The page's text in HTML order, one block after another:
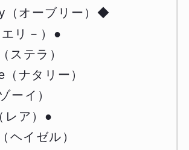
（オーブリー）◆
リ－）●
ステラ）
ナタリー）
ーイ）
レア）●
ヘイゼル）